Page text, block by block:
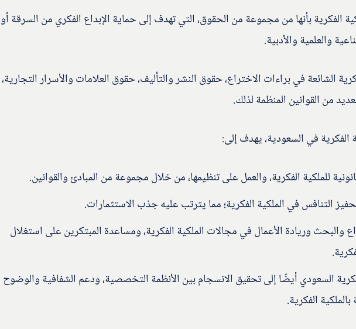
الفكرية بأنها من مجموعة من الحقوق، التي تهدف إلى حماية الإبداع الفكري من السرقة أو
والعلمية والأدبية.
الشائعة في براءات الاختراع، حقوق النشر والتأليف، حقوق العلامات والأسرار التجارية،
من القوانين المنظمة لذلك.
في السعودية، يهدف إلى:
للملكية الفكرية، والعمل على تنظيمها، من خلال مجموعة من المبادئ والقوانين.
التنافس في الملكية الفكرية؛ مما يترتب عليه جذب الاستثمارات.
والبحث وريادة الأعمال في مجالات الملكية الفكرية، ومساعدة المبتكرين على استغلال
السعودي أيضًا إلى تحقيق الانسجام بين الأنظمة التخصصية، ودعم الشفافية والوضوح
الفكرية.